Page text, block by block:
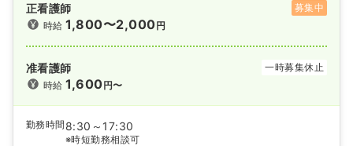
正看護師
募集中
時給1,800〜2,000円
准看護師
一時募集休止
時給1,600円〜
勤務時間 8:30～17:30
※時短勤務相談可